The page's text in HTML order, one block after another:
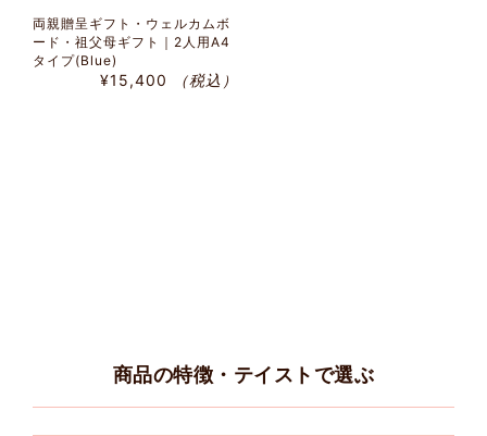
両親贈呈ギフト・ウェルカムボ
ード・祖父母ギフト｜2人用A4
タイプ(Blue)
¥15,400 （税込）
商品の特徴・テイストで選ぶ